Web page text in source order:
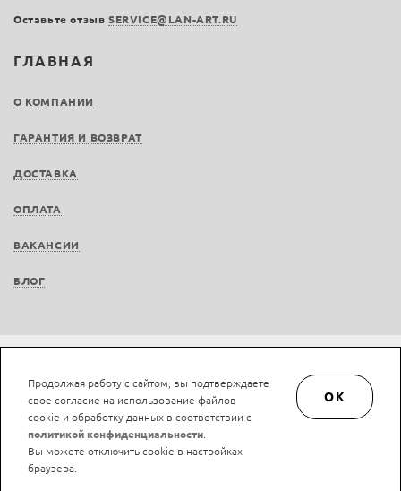
ГЛАВНАЯ
О КОМПАНИИ
ГАРАНТИЯ И ВОЗВРАТ
ДОСТАВКА
ОПЛАТА
ВАКАНСИИ
БЛОГ
Оставьте отзыв SERVICE@LAN-ART.RU
Положение об обработке и защите персональных данных.
Продолжая работу с сайтом, вы подтверждаете
свое согласие на использование файлов
cookie и обработку данных в соответствии с
политикой конфиденциальности
Вы можете отключить cookie в настройках
браузера.
OK